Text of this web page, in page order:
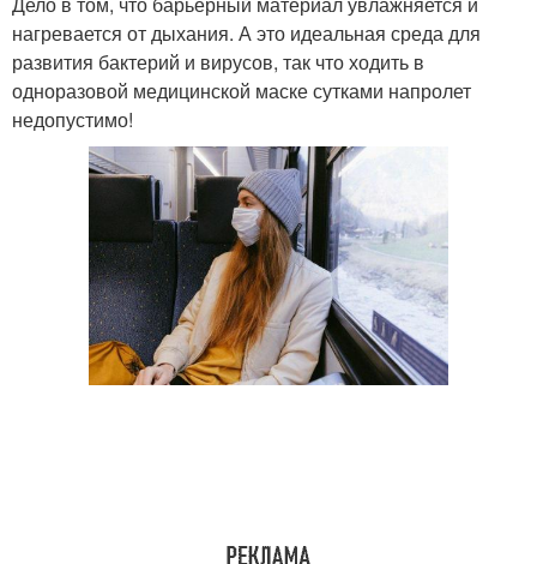
нагревается от дыхания. А это идеальная среда для
развития бактерий и вирусов, так что ходить в
одноразовой медицинской маске сутками напролет
недопустимо!